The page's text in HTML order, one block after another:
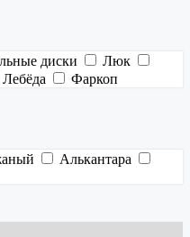
диски
Люк
Лебёда
Фаркоп
Алькантара